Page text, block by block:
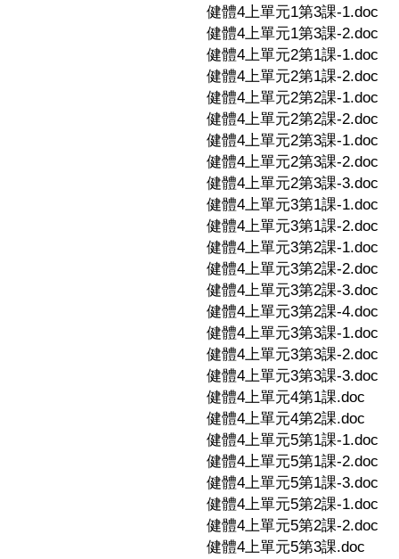
健體4上單元1第3課-1.doc
健體4上單元1第3課-2.doc
健體4上單元2第1課-1.doc
健體4上單元2第1課-2.doc
健體4上單元2第2課-1.doc
健體4上單元2第2課-2.doc
健體4上單元2第3課-1.doc
健體4上單元2第3課-2.doc
健體4上單元2第3課-3.doc
健體4上單元3第1課-1.doc
健體4上單元3第1課-2.doc
健體4上單元3第2課-1.doc
健體4上單元3第2課-2.doc
健體4上單元3第2課-3.doc
健體4上單元3第2課-4.doc
健體4上單元3第3課-1.doc
健體4上單元3第3課-2.doc
健體4上單元3第3課-3.doc
健體4上單元4第1課.doc
健體4上單元4第2課.doc
健體4上單元5第1課-1.doc
健體4上單元5第1課-2.doc
健體4上單元5第1課-3.doc
健體4上單元5第2課-1.doc
健體4上單元5第2課-2.doc
健體4上單元5第3課.doc